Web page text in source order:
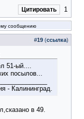
Цитировать 1
сообщению
#19 (ссылка)
51-ый....
посылов...
- Калининград.
в 49.